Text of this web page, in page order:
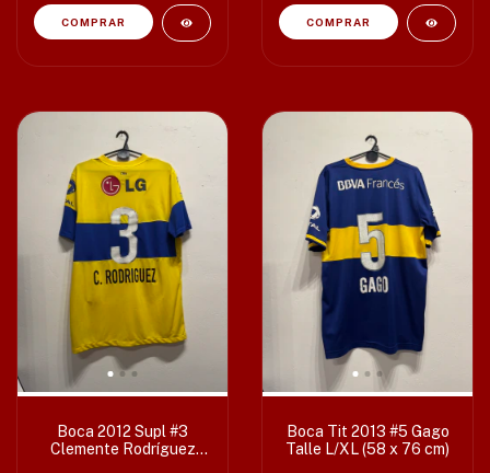
Boca 2012 Supl #3
Clemente Rodríguez
Boca Tit 2013 #5 Gago
Talle L/XL (58 x 76 cm)